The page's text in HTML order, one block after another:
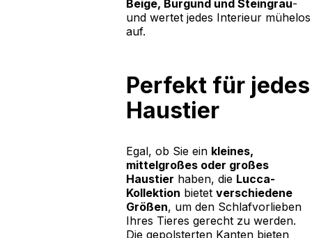
Beige, Burgund und Steingrau-
und wertet jedes Interieur mühelos
auf.
Perfekt für jedes
Haustier
Egal, ob Sie ein kleines,
mittelgroßes oder großes
Haustier haben, die Lucca-
Kollektion bietet verschiedene
Größen, um den Schlafvorlieben
Ihres Tieres gerecht zu werden.
Die gepolsterten Kanten bieten